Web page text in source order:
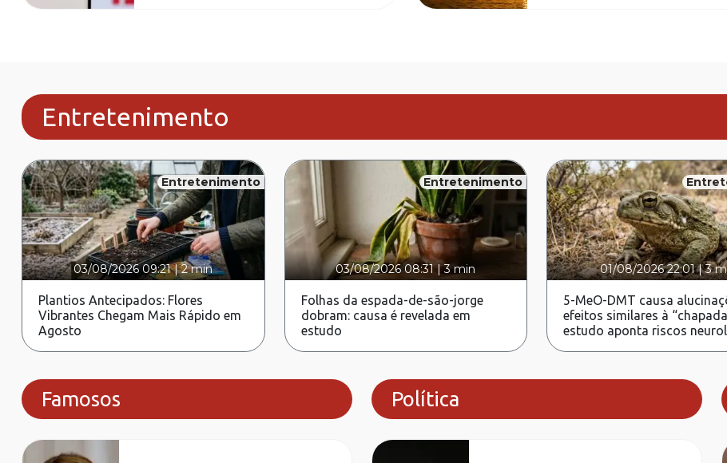
Entretenimento
Entretenimento
03/08/2026 09:21|2 min
Plantios Antecipados: Flores
Vibrantes Chegam Mais Rápido em
Agosto
Entretenimento
03/08/2026 08:31|3 min
Folhas da espada-de-são-jorge
dobram: causa é revelada em
estudo
01/08/2026 22:01|3
5-MeO-DMT causa
efeitos similares à
estudo aponta riscos
Famosos Política